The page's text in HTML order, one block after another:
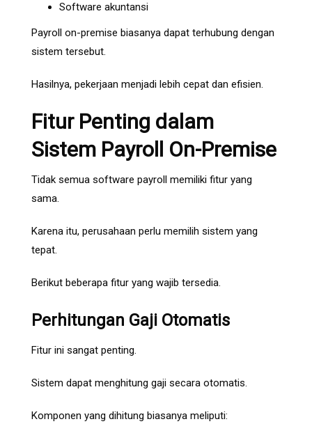
Software akuntansi
Payroll on-premise biasanya dapat terhubung dengan
sistem tersebut.
Hasilnya, pekerjaan menjadi lebih cepat dan efisien.
Fitur Penting dalam
Sistem Payroll On-Premise
Tidak semua software payroll memiliki fitur yang
sama.
Karena itu, perusahaan perlu memilih sistem yang
tepat.
Berikut beberapa fitur yang wajib tersedia.
Perhitungan Gaji Otomatis
Fitur ini sangat penting.
Sistem dapat menghitung gaji secara otomatis.
Komponen yang dihitung biasanya meliputi: